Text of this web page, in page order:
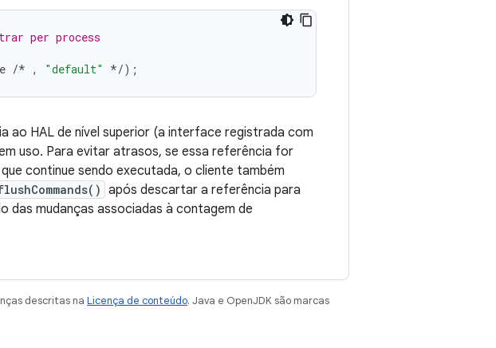
per process
/* , "default" */);
ao HAL de nível superior (a interface registrada com
uso. Para evitar atrasos, se essa referência for
continue sendo executada, o cliente também
após descartar a referência para
das mudanças associadas à contagem de
descritas na Licença de conteúdo. Java e OpenJDK são marcas